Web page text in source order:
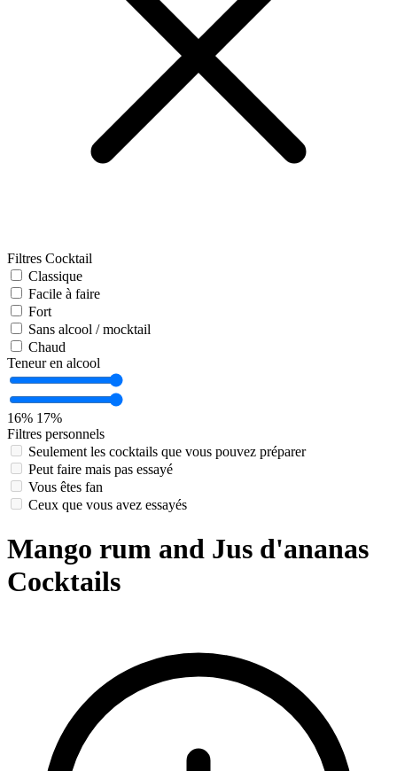
Filtres Cocktail
Classique
Facile à faire
Fort
Sans alcool / mocktail
Chaud
Teneur en alcool
16% 17%
Filtres personnels
Seulement les cocktails que vous pouvez préparer
Peut faire mais pas essayé
Vous êtes fan
Ceux que vous avez essayés
Mango rum and Jus d'ananas
Cocktails